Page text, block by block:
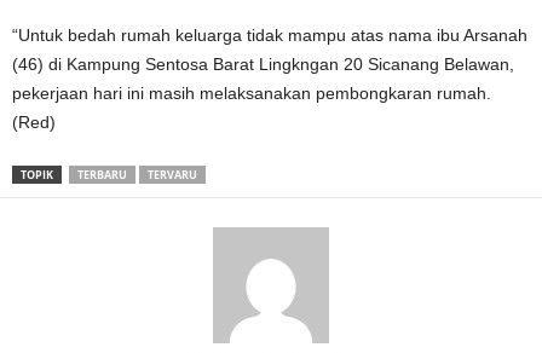
“Untuk bedah rumah keluarga tidak mampu atas nama ibu Arsanah
(46) di Kampung Sentosa Barat Lingkngan 20 Sicanang Belawan,
pekerjaan hari ini masih melaksanakan pembongkaran rumah.
(Red)
TOPIK TERBARU TERVARU